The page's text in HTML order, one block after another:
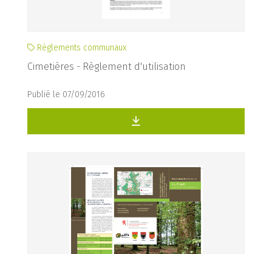
Règlements communaux
Cimetières - Règlement d'utilisation
Publié le 07/09/2016